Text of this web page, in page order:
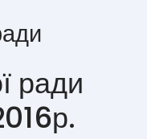
ради